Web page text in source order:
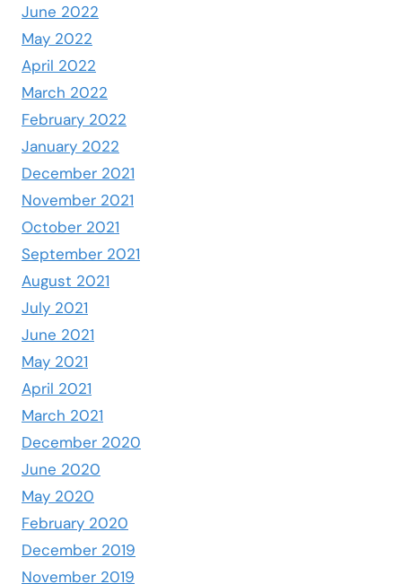
June 2022
May 2022
April 2022
March 2022
February 2022
January 2022
December 2021
November 2021
October 2021
September 2021
August 2021
July 2021
June 2021
May 2021
April 2021
March 2021
December 2020
June 2020
May 2020
February 2020
December 2019
November 2019